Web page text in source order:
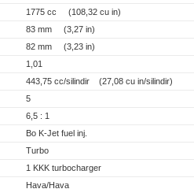
1775 cc (108,32 cu in)
83 mm (3,27 in)
82 mm (3,23 in)
1,01
443,75 cc/silindir (27,08 cu in/silindir)
5
6,5 : 1
Bo K-Jet fuel inj.
Turbo
1 KKK turbocharger
Hava/Hava